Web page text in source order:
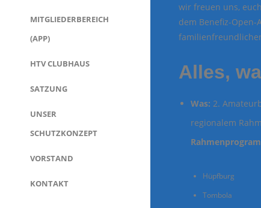
MITGLIEDERBEREICH
(APP)
HTV CLUBHAUS
SATZUNG
UNSER
SCHUTZKONZEPT
VORSTAND
KONTAKT
wir freuen uns,
dem Benefiz-
Alles,
Was: 2.
regionalem
Hüpfburg
Tombola